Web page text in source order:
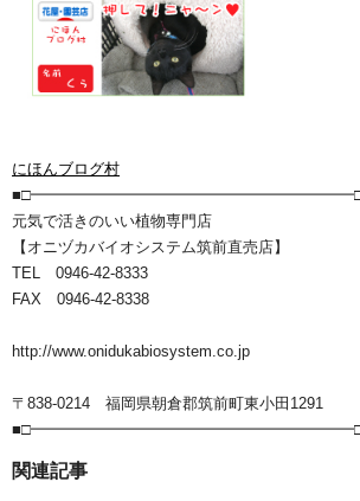
にほんブログ村
元気で活きのいい植物専門店
【オニヅカバイオシステム筑前直売店】
TEL 0946-42-8333
FAX 0946-42-8338
http://www.onidukabiosystem.co.jp
〒838-0214 福岡県朝倉郡筑前町東小田1291
関連記事